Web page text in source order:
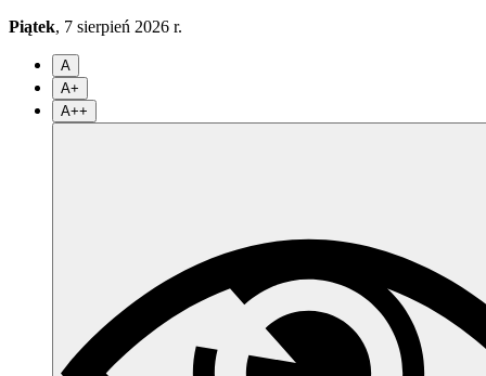
Piątek, 7 sierpień 2026 r.
A
A+
A++